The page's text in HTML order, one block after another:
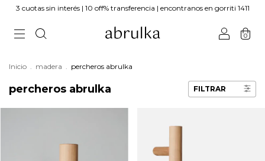
3 cuotas sin interés | 10 off% transferencia | encontranos en gorriti 1411
0
Inicio madera percheros abrulka
percheros abrulka FILTRAR